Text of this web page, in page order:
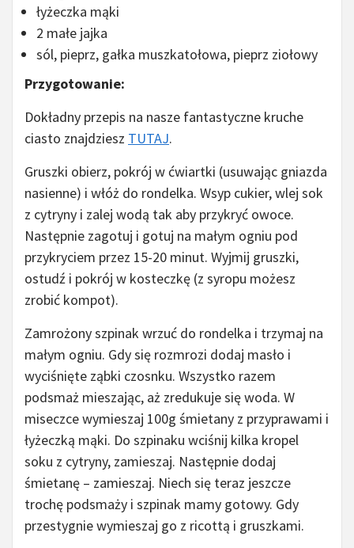
łyżeczka mąki
2 małe jajka
sól, pieprz, gałka muszkatołowa, pieprz ziołowy
Przygotowanie:
Dokładny przepis na nasze fantastyczne kruche
ciasto znajdziesz TUTAJ.
Gruszki obierz, pokrój w ćwiartki (usuwając gniazda
nasienne) i włóż do rondelka. Wsyp cukier, wlej sok
z cytryny i zalej wodą tak aby przykryć owoce.
Następnie zagotuj i gotuj na małym ogniu pod
przykryciem przez 15-20 minut. Wyjmij gruszki,
ostudź i pokrój w kosteczkę (z syropu możesz
zrobić kompot).
Zamrożony szpinak wrzuć do rondelka i trzymaj na
małym ogniu. Gdy się rozmrozi dodaj masło i
wyciśnięte ząbki czosnku. Wszystko razem
podsmaż mieszając, aż zredukuje się woda. W
miseczce wymieszaj 100g śmietany z przyprawami i
łyżeczką mąki. Do szpinaku wciśnij kilka kropel
soku z cytryny, zamieszaj. Następnie dodaj
śmietanę – zamieszaj. Niech się teraz jeszcze
trochę podsmaży i szpinak mamy gotowy. Gdy
przestygnie wymieszaj go z ricottą i gruszkami.